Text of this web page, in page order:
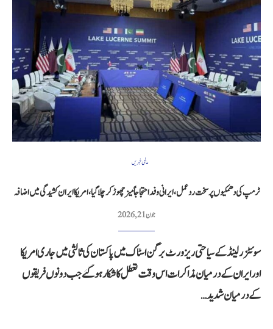
عالمی خبریں
ٹرمپ کی دھمکیوں پر سخت ردعمل، ایرانی وفد احتجاجاً میز چھوڑ کر چلا گیا، امریکا ایران کشیدگی میں اضافہ
جون 21, 2026
سوئٹزرلینڈ کے سیاحتی ریزورٹ برگن اسٹاک میں پاکستان کی ثالثی میں جاری امریکا
اور ایران کے درمیان مذاکرات اس وقت تعطل کا شکار ہوگئے جب دونوں فریقوں
کے درمیان شدید…